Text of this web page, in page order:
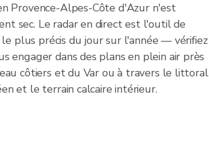
Provence-Alpes-Côte d'Azur n'est
sec. Le radar en direct est l'outil de
le plus précis du jour sur l'année — vérifiez
engager dans des plans en plein air près
côtiers et du Var ou à travers le littoral
et le terrain calcaire intérieur.